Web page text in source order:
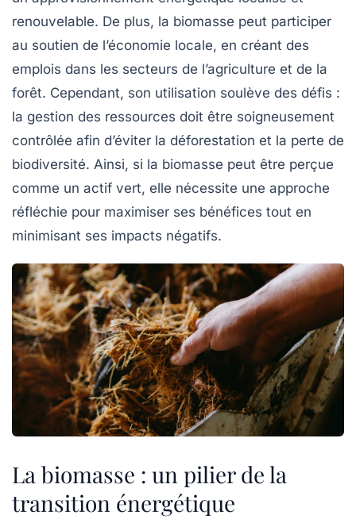
renouvelable. De plus, la biomasse peut participer
au soutien de l’économie locale, en créant des
emplois dans les secteurs de l’agriculture et de la
forêt. Cependant, son utilisation soulève des défis :
la gestion des ressources doit être soigneusement
contrôlée afin d’éviter la déforestation et la perte de
biodiversité. Ainsi, si la biomasse peut être perçue
comme un actif vert, elle nécessite une approche
réfléchie pour maximiser ses bénéfices tout en
minimisant ses impacts négatifs.
La biomasse : un pilier de la
transition énergétique